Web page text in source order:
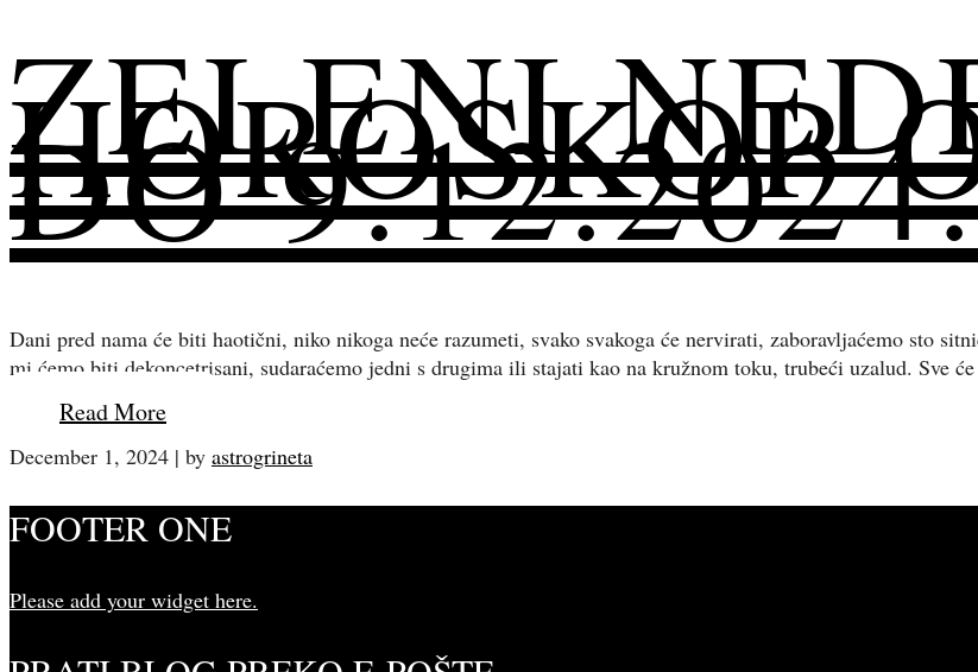
ZELENI
HOROSKOP
DO
Dani pred nama će biti haotični, niko nikoga neće razumeti, svako svakoga će nervirati, zaboravljaćemo sto
mi ćemo biti dekoncetrisani, sudaraćemo jedni s drugima ili stajati kao na kružnom toku, trubeći uzalud. Sve
Read More
December 1, 2024 | by astrogrineta
FOOTER ONE
Please add your widget here.